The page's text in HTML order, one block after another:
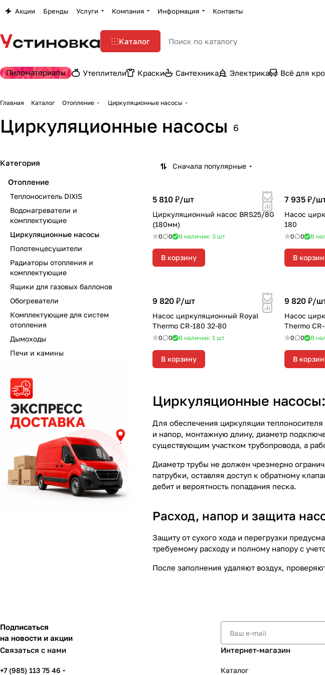
Акции Бренды Услуги Компания Информация Контакты
Каталог
Пиломатериалы Утеплители Краски Сантехника Электрика Всё для
Главная Каталог Отопление Циркуляционные насосы
Циркуляционные насосы 6
Сначала популярные
5 810 ₽/шт
Циркуляционный насос BRS25/8G
(180мм)
0 0 В наличии: 3 шт
В корзину
7 935 ₽/
Насос
180
0 0 В
В
9 820 ₽/шт
Насос циркуляционный Royal
Thermo CR-180 32-80
0 0 В наличии: 1 шт
В корзину
9 820 ₽/
Насос
Thermo
0 0 В
В
Циркуляционные
Для обеспечения циркуляции
и напор, монтажную длину, диаметр
существующим участком трубопровода, а
Диаметр трубы не должен чрезмерно
патрубки, оставляя доступ к обратному
дебит и вероятность попадания песка.
Расход, напор и защита
Защиту от сухого хода и перегрузки
требуемому расходу и полному напору с
После заполнения удаляют воздух,
Категория
Отопление
Теплоноситель DIXIS
Водонагреватели и
комплектующие
Циркуляционные насосы
Полотенцесушители
Радиаторы отопления и
комплектующие
Ящики для газовых баллонов
Обогреватели
Комплектующие для систем
отопления
Дымоходы
Печи и камины
Подписаться
на новости и акции
Связаться с нами
+7 (985) 113 75 46
Интернет-магазин
Каталог